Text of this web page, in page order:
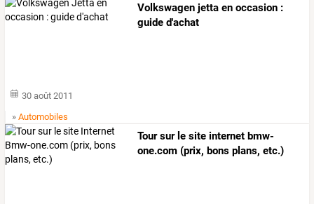
Volkswagen jetta en occasion :
guide d'achat
30 août 2011
»Automobiles
Tour sur le site internet bmw-
one.com (prix, bons plans, etc.)